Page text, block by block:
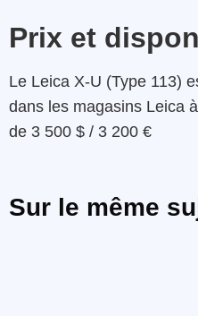
Prix ​​et
Le Leica X-U (Type 113)
dans les magasins Leica
de 3 500 $ / 3 200 €
Sur le même